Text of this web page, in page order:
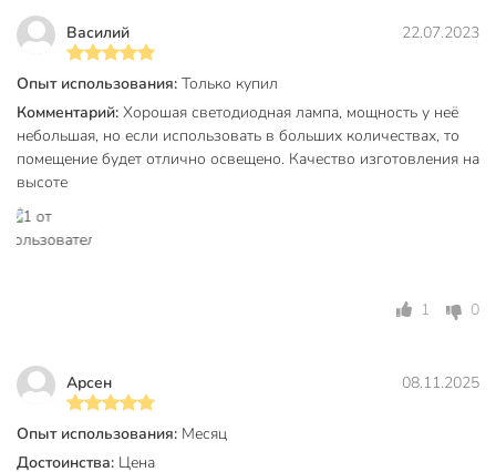
Назначение
для люстры
общего освещения
Особенности
обычный цоколь
Форма лампочки
Гарантия производителя, мес
Модель
Василий 22.07.2023
Опыт использования: Только купил
Комментарий: Хорошая светодиодная лампа, мощность у неё
небольшая, но если использовать в больших количествах, то
помещение будет отлично освещено. Качество изготовления на
высоте
1 0
Арсен 08.11.2025
Опыт использования: Месяц
Достоинства: Цена